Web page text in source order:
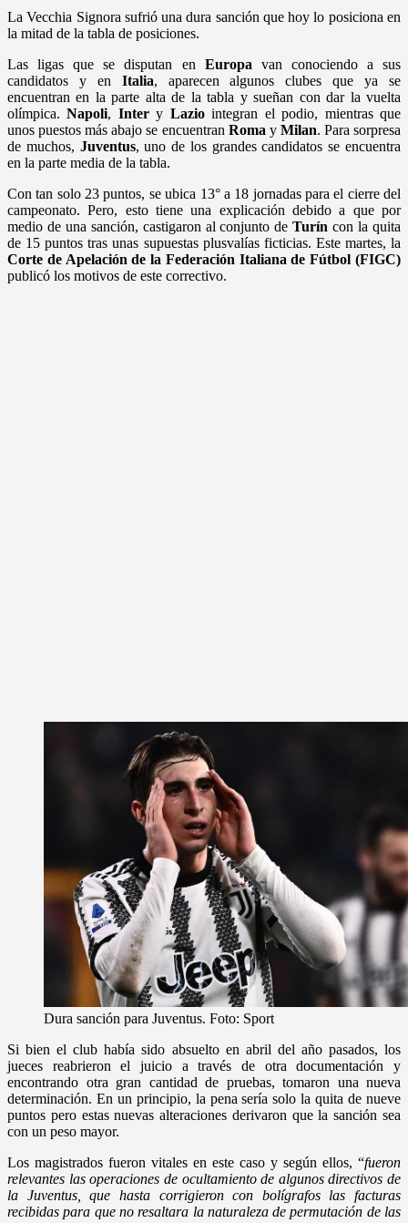
La Vecchia Signora sufrió una dura sanción que hoy lo posiciona en
la mitad de la tabla de posiciones.
Las ligas que se disputan en Europa van conociendo a sus
candidatos y en Italia, aparecen algunos clubes que ya se
encuentran en la parte alta de la tabla y sueñan con dar la vuelta
olímpica.Napoli, Intery Laziointegran el podio, mientras que
unos puestos más abajo se encuentran Roma y Milan. Para sorpresa
de muchos, Juventus, uno de los grandes candidatos se encuentra
en la parte media de la tabla.
Con tan solo 23 puntos, se ubica 13° a 18 jornadas para el cierre del
campeonato. Pero, esto tiene una explicación debido a que por
medio de una sanción, castigaron al conjunto deTurín con la quita
de 15 puntos tras unas supuestas plusvalías ficticias. Este martes, la
Corte de Apelación de la Federación Italiana de Fútbol (FIGC)
publicó los motivos de este correctivo.
Dura sanción para Juventus. Foto: Sport
Si bien el club había sido absuelto en abril del año pasados, los
jueces reabrieron el juicio a través de otra documentación y
encontrando otra gran cantidad de pruebas, tomaron una nueva
determinación. En un principio, la pena sería solo la quita de nueve
puntos pero estas nuevas alteraciones derivaron que la sanción sea
con un peso mayor.
Los magistrados fueron vitales en este caso y según ellos, “fueron
relevantes las operaciones de ocultamiento de algunos directivos de
la Juventus, que hasta corrigieron con bolígrafos las facturas
recibidas para que no resaltara la naturaleza de permutación de las